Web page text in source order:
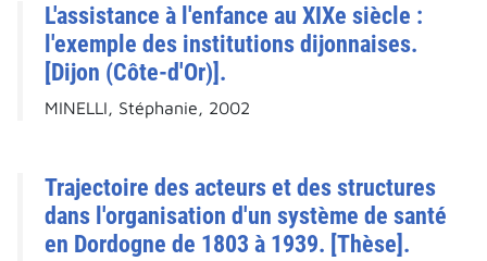
L'assistance à l'enfance au XIXe siècle :
l'exemple des institutions dijonnaises.
[Dijon (Côte-d'Or)].
MINELLI, Stéphanie, 2002
Trajectoire des acteurs et des structures
dans l'organisation d'un système de santé
en Dordogne de 1803 à 1939. [Thèse].